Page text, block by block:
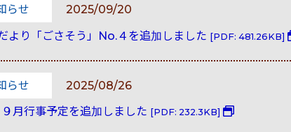
らせ
2025/09/20
より「ごさそう」No.４を追加しました [PDF: 481.26KB]
らせ
2025/08/26
月行事予定を追加しました [PDF: 232.3KB]